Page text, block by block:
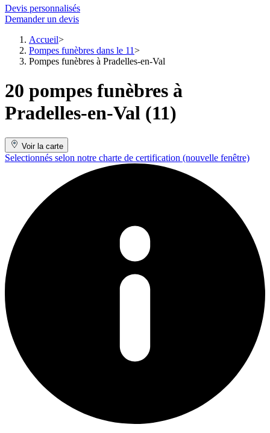
Devis personnalisés
Demander un devis
Accueil
Pompes funèbres dans le 11
Pompes funèbres à Pradelles-en-Val
20 pompes funèbres à
Pradelles-en-Val (11)
Voir la carte
Selectionnés selon notre charte de certification (nouvelle fenêtre)